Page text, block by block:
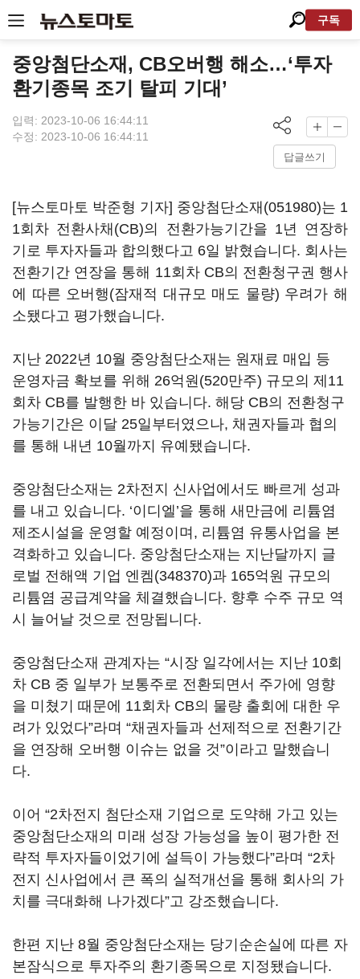
구독
중앙첨단소재, CB오버행 해소…‘투자
환기종목 조기 탈피 기대’
입력: 2023-10-06 16:44:11
수정: 2023-10-06 16:44:11
답글쓰기
[뉴스토마토 박준형 기자] 중앙첨단소재(051980)는 1
1회차 전환사채(CB)의 전환가능기간을 1년 연장하
기로 투자자들과 합의했다고 6일 밝혔습니다. 회사는
전환기간 연장을 통해 11회차 CB의 전환청구권 행사
에 따른 오버행(잠재적 대규모 매도 물량) 우려가 해
소됐다고 평가했습니다.
지난 2022년 10월 중앙첨단소재는 원재료 매입 등
운영자금 확보를 위해 26억원(520만주) 규모의 제11
회차 CB를 발행한 바 있습니다. 해당 CB의 전환청구
가능기간은 이달 25일부터였으나, 채권자들과 협의
를 통해 내년 10월까지 유예됐습니다.
중앙첨단소재는 2차전지 신사업에서도 빠르게 성과
를 내고 있습니다. ‘이디엘’을 통해 새만금에 리튬염
제조시설을 운영할 예정이며, 리튬염 유통사업을 본
격화하고 있습니다. 중앙첨단소재는 지난달까지 글
로벌 전해액 기업 엔켐(348370)과 165억원 규모의
리튬염 공급계약을 체결했습니다. 향후 수주 규모 역
시 늘어날 것으로 전망됩니다.
중앙첨단소재 관계자는 “시장 일각에서는 지난 10회
차 CB 중 일부가 보통주로 전환되면서 주가에 영향
을 미쳤기 때문에 11회차 CB의 물량 출회에 대한 우
려가 있었다”라며 “채권자들과 선제적으로 전환기간
을 연장해 오버행 이슈는 없을 것”이라고 말했습니
다.
이어 “2차전지 첨단소재 기업으로 도약해 가고 있는
중앙첨단소재의 미래 성장 가능성을 높이 평가한 전
략적 투자자들이었기에 설득이 가능했다”라며 “2차
전지 신사업에서 큰 폭의 실적개선을 통해 회사의 가
치를 극대화해 나가겠다”고 강조했습니다.
한편 지난 8월 중앙첨단소재는 당기순손실에 따른 자
본잠식으로 투자주의 환기종목으로 지정됐습니다.